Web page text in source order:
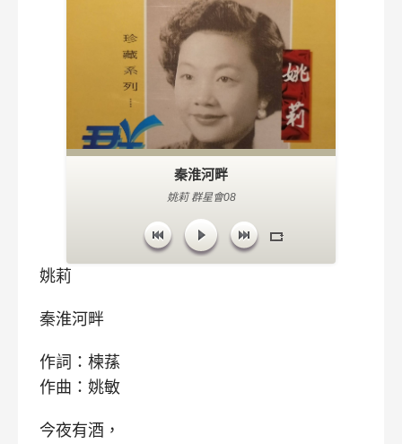
秦淮河畔
姚莉 群星會08
姚莉
秦淮河畔
作詞：楝蓀
作曲：姚敏
今夜有酒，